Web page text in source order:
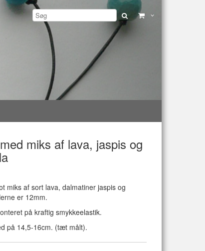
miks af lava, jaspis og
miks af sort lava, dalmatiner jaspis og
er 12mm.
på kraftig smykkeelastik.
på 14,5-16cm. (tæt målt).